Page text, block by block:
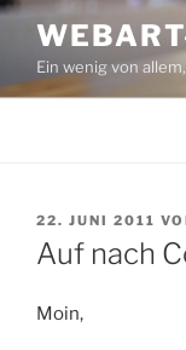
Zum
Inhalt
springenEin wenig von
AM
22. JUNI 2011
Auf nach
Moin,